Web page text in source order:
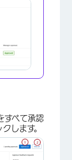
×
すべて承認
します。